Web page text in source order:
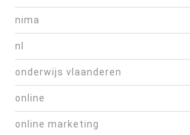
nima
nl
onderwijs vlaanderen
online
online marketing